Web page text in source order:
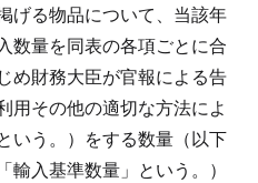
げる物品について、当該年
数量を同表の各項ごとに合
め財務大臣が官報による告
用その他の適切な方法によ
いう。）をする数量（以下
入基準数量」という。）